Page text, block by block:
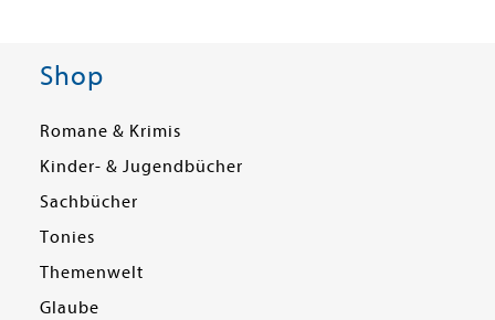
Shop
Romane & Krimis
Kinder- & Jugendbücher
Sachbücher
Tonies
Themenwelt
Glaube